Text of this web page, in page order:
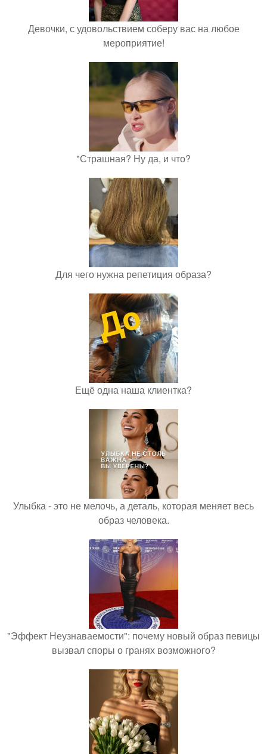
Девочки, с удовольствием соберу вас на любое
мероприятие!
"Страшная? Ну да, и что?
Для чего нужна репетиция образа?
Ещё одна наша клиентка?
Улыбка - это не мелочь, а деталь, которая меняет весь
образ человека.
"Эффект Неузнаваемости": почему новый образ певицы
вызвал споры о гранях возможного?